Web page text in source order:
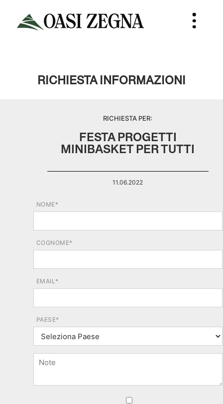
RICHIESTA INFORMAZIONI
RICHIESTA PER:
FESTA PROGETTI
MINIBASKET PER TUTTI
11.06.2022
NOME*
COGNOME*
EMAIL*
PAESE*